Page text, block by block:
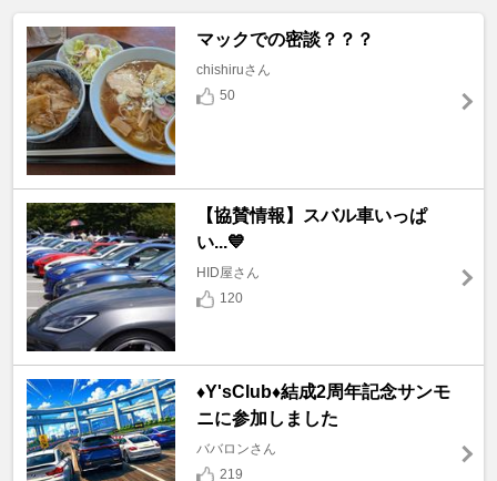
マックでの密談？？？
chishiruさん
50
【協賛情報】スバル車いっぱ
い...💙
HID屋さん
120
♦️Y'sClub♦️結成2周年記念サンモ
ニに参加しました
ババロンさん
219